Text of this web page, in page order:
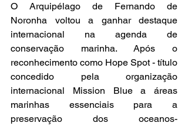
O Arquipélago de Fernando de
Noronha voltou a ganhar destaque
internacional na agenda de
conservação marinha. Após o
reconhecimento como Hope Spot - título
concedido pela organização
internacional Mission Blue a áreas
marinhas essenciais para a
preservação dos oceanos-